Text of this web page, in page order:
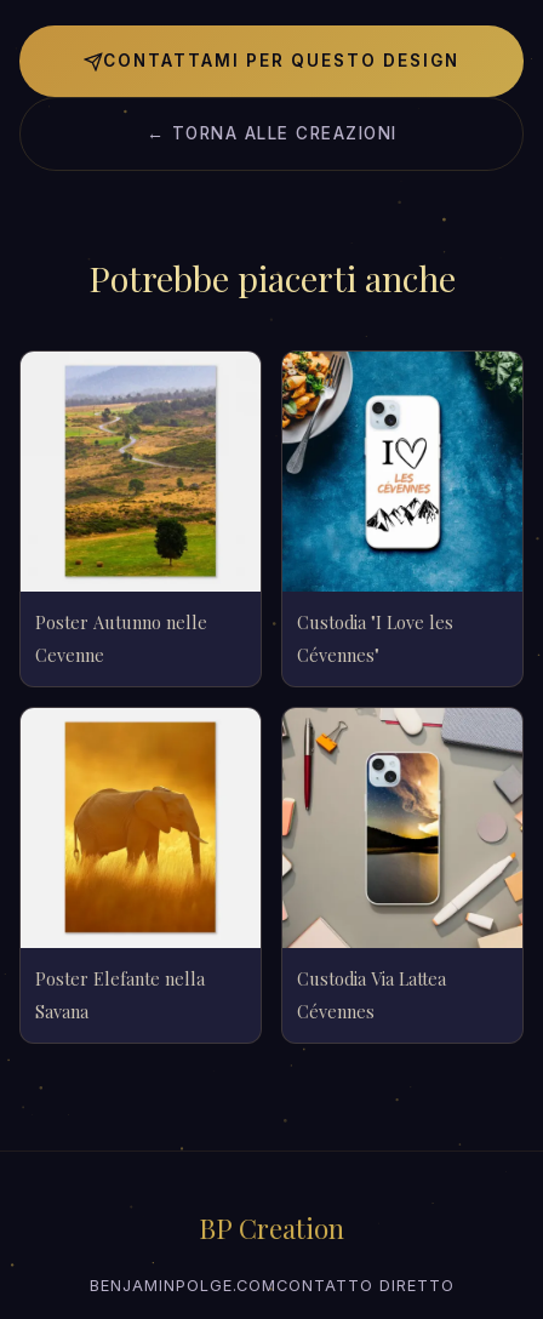
CONTATTAMI PER QUESTO DESIGN
← TORNA ALLE CREAZIONI
Potrebbe piacerti anche
Poster Autunno nelle
Cevenne
Custodia "I Love les
Cévennes"
Poster Elefante nella
Savana
Custodia Via Lattea
Cévennes
BP Creation
BENJAMINPOLGE.COM CONTATTO DIRETTO